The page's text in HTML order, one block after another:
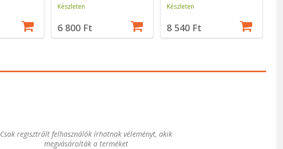
Készleten
6 800 Ft
Készleten
8 540 Ft
Csak regisztrált felhasználók írhatnak véleményt, akik
megvásárolták a terméket